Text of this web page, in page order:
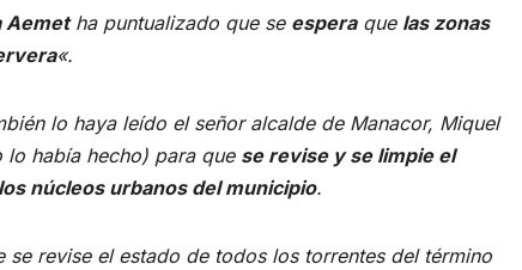
Aemetha puntualizado que se esperaque las zonas
«.
lo haya leído el señor alcalde de Manacor, Miquel
lo había hecho) para que se revise y se limpie el
núcleos urbanos del municipio.
se revise el estado de todos los torrentes del término